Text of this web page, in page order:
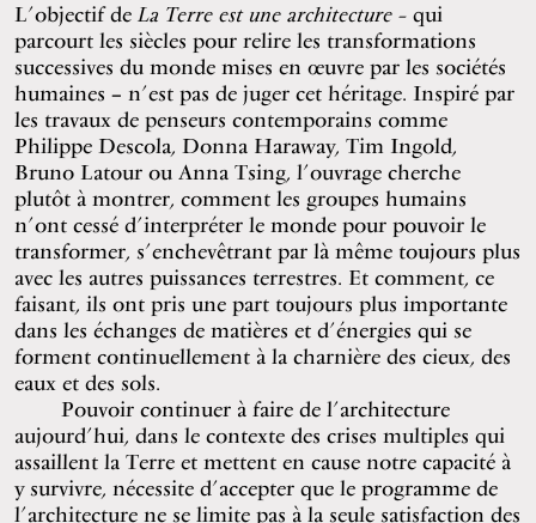
L’objectif de La Terre est une architecture – qui
parcourt les siècles pour relire les transformations
successives du monde mises en œuvre par les sociétés
humaines – n’est pas de juger cet héritage. Inspiré par
les travaux de penseurs contemporains comme
Philippe Descola, Donna Haraway, Tim Ingold,
Bruno Latour ou Anna Tsing, l’ouvrage cherche
plutôt à montrer, comment les groupes humains
n’ont cessé d’interpréter le monde pour pouvoir le
transformer, s’enchevêtrant par là même toujours plus
avec les autres puissances terrestres. Et comment, ce
faisant, ils ont pris une part toujours plus importante
dans les échanges de matières et d’énergies qui se
forment continuellement à la charnière des cieux, des
eaux et des sols.
Pouvoir continuer à faire de l’architecture
aujourd’hui, dans le contexte des crises multiples qui
assaillent la Terre et mettent en cause notre capacité à
y survivre, nécessite d’accepter que le programme de
l’architecture ne se limite pas à la seule satisfaction des